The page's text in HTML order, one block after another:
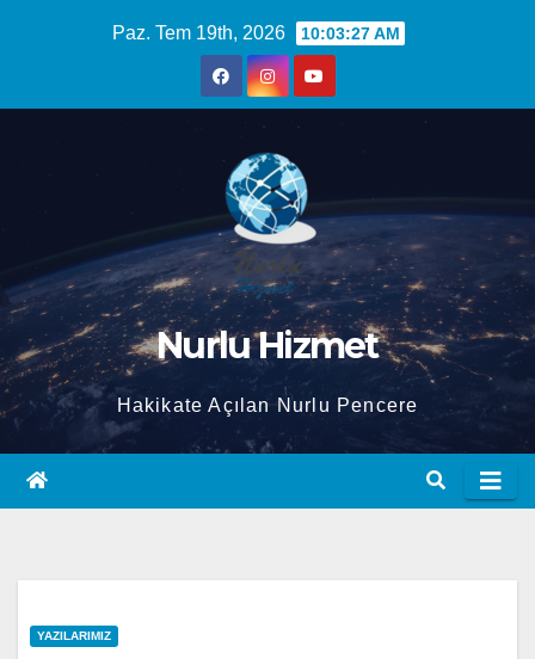
Paz. Tem 19th, 2026 10:03:28 AM
Nurlu Hizmet
Hakikate Açılan Nurlu Pencere
YAZILARIMIZ